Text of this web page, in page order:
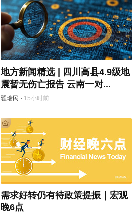
地方新闻精选 | 四川高县4.9级地
震暂无伤亡报告 云南一对...
翟瑞民 · 15小时前
需求好转仍有待政策提振｜宏观
晚6点